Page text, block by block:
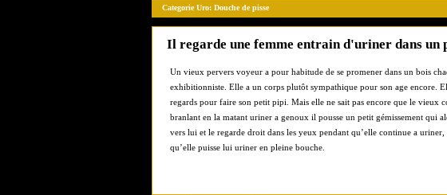
Categorie Uro: Douche de pisse
Il regarde une femme entrain d'uriner dans un
Un vieux pervers voyeur a pour habitude de se promener dans un bois
exhibitionniste. Elle a un corps plutôt sympathique pour son age encore.
regards pour faire son petit pipi. Mais elle ne sait pas encore que le vieux
branlant en la matant uriner a genoux il pousse un petit gémissement qui
vers lui et le regarde droit dans les yeux pendant qu’elle continue a
qu’elle puisse lui uriner en pleine bouche.